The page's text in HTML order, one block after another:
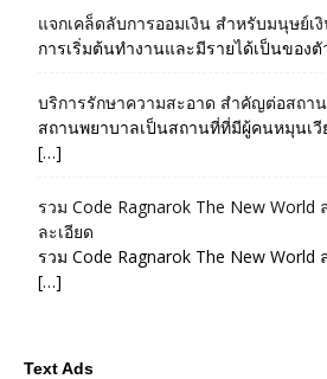
แจกเคล็ดลับการออมเงิน สำหรับมนุษย์เ
การเริ่มต้นทำงานและมีรายได้เป็นของ
บริการรักษาความสะอาด สำคัญต่อสถาน
สถานพยาบาลเป็นสถานที่ที่มีผู้คนหมุนเ
[…]
รวม Code Ragnarok The New World
ละเอียด
รวม Code Ragnarok The New World
[…]
Text Ads